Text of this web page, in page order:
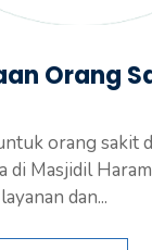
Orang
orang sakit
di Masjidil
dan...